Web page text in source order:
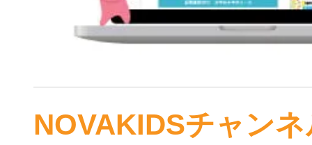
NOVAKIDSチャン